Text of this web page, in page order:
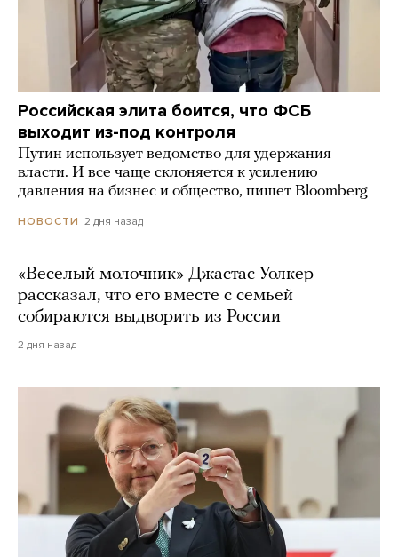
Российская элита боится, что ФСБ
выходит из-под контроля
Путин использует ведомство для удержания
власти. И все чаще склоняется к усилению
давления на бизнес и общество, пишет Bloomberg
НОВОСТИ 2 дня назад
«Веселый молочник» Джастас Уолкер
рассказал, что его вместе с семьей
собираются выдворить из России
2 дня назад